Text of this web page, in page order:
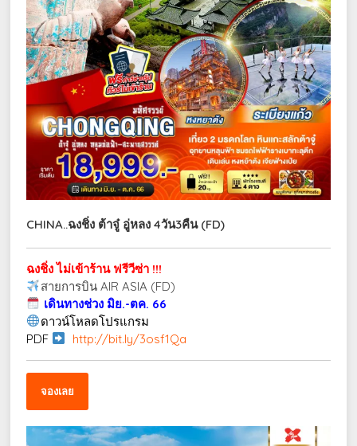
CHINA..ฉงชิ่ง ต้าจู๋ อู่หลง 4วัน3คืน (FD)
ฉงชิ่ง ไม่เข้าร้าน ฟรีวีซ่า !!!
สายการบิน AIR ASIA (FD)
เดินทางช่วง มิย.-ตค. 66
ดาวน์โหลดโปรแกรม
PDF
http://bit.ly/3osf1Qa
จองเลย